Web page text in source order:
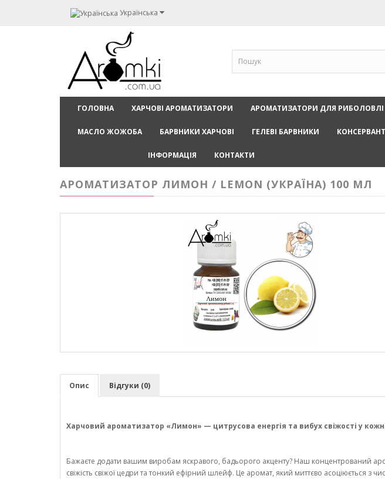
Українська
ГОЛОВНА ХАРЧОВІ АРОМАТИЗАТОРИ АРОМАТИЗАТОРИ ДЛЯ РИБОЛОВЛІ
МАСЛО ЖОЖОБА БАРВНИКИ ХАРЧОВІ ГЕЛЕВІ БАРВНИКИ
ІНФОРМАЦІЯ КОНТАКТИ
АРОМАТИЗАТОР ЛИМОН / LEMON (УКРАЇНА) 100 МЛ
Опис Відгуки (0)
Харчовий ароматизатор «Лимон» — цитрусова енергія та вибух свіжості у
Бажаєте додати вашим виробам яскравого, бадьорого акценту? Наш концентрований
свіжість свіжої цедри та тонкий ефірний шлейф. Це аромат, який миттєво асоціюється з